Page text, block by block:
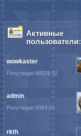
Активные
пользователи:
wowkaster
Репутация 86529.92
admin
Репутация 9064.00
rkth